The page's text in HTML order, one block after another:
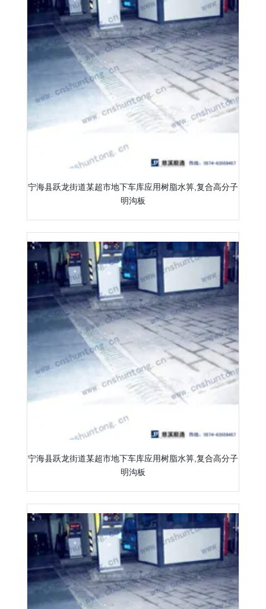
宁海县跃龙街道某超市地下车库应用树脂水箅,复合高分子
明沟板
宁海县跃龙街道某超市地下车库应用树脂水箅,复合高分子
明沟板